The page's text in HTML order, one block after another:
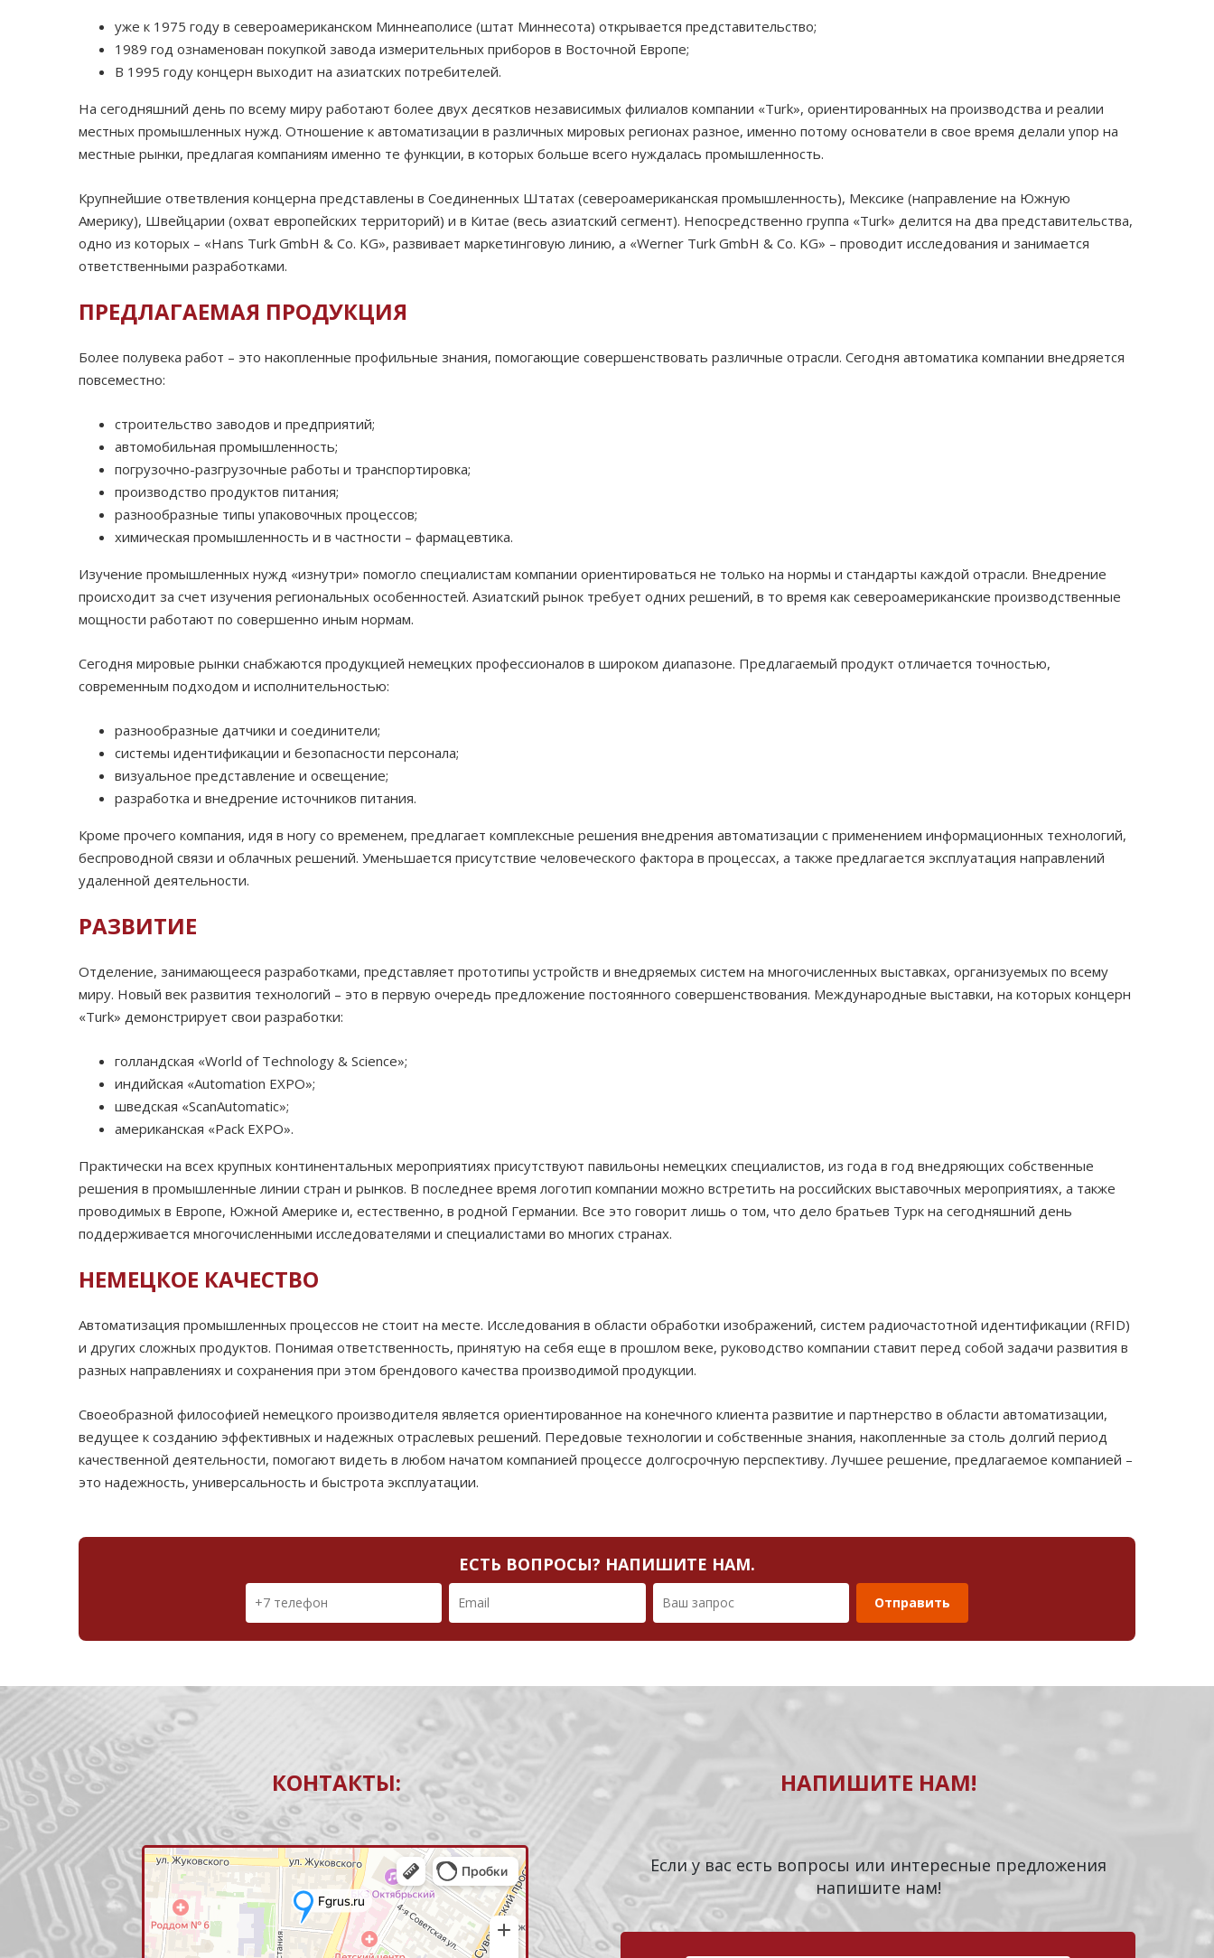
уже к 1975 году в североамериканском Миннеаполисе (штат Миннесота) открывается представительство;
1989 год ознаменован покупкой завода измерительных приборов в Восточной Европе;
В 1995 году концерн выходит на азиатских потребителей.
На сегодняшний день по всему миру работают более двух десятков независимых филиалов компании «Turk», ориентированных на производства и реалии
местных промышленных нужд. Отношение к автоматизации в различных мировых регионах разное, именно потому основатели в свое время делали упор на
местные рынки, предлагая компаниям именно те функции, в которых больше всего нуждалась промышленность.
Крупнейшие ответвления концерна представлены в Соединенных Штатах (североамериканская промышленность), Мексике (направление на Южную
Америку), Швейцарии (охват европейских территорий) и в Китае (весь азиатский сегмент). Непосредственно группа «Turk» делится на два представительства,
одно из которых – «Hans Turk GmbH & Co. KG», развивает маркетинговую линию, а «Werner Turk GmbH & Co. KG» – проводит исследования и занимается
ответственными разработками.
ПРЕДЛАГАЕМАЯ ПРОДУКЦИЯ
Более полувека работ – это накопленные профильные знания, помогающие совершенствовать различные отрасли. Сегодня автоматика компании внедряется
повсеместно:
строительство заводов и предприятий;
автомобильная промышленность;
погрузочно-разгрузочные работы и транспортировка;
производство продуктов питания;
разнообразные типы упаковочных процессов;
химическая промышленность и в частности – фармацевтика.
Изучение промышленных нужд «изнутри» помогло специалистам компании ориентироваться не только на нормы и стандарты каждой отрасли. Внедрение
происходит за счет изучения региональных особенностей. Азиатский рынок требует одних решений, в то время как североамериканские производственные
мощности работают по совершенно иным нормам.
Сегодня мировые рынки снабжаются продукцией немецких профессионалов в широком диапазоне. Предлагаемый продукт отличается точностью,
современным подходом и исполнительностью:
разнообразные датчики и соединители;
системы идентификации и безопасности персонала;
визуальное представление и освещение;
разработка и внедрение источников питания.
Кроме прочего компания, идя в ногу со временем, предлагает комплексные решения внедрения автоматизации с применением информационных технологий,
беспроводной связи и облачных решений. Уменьшается присутствие человеческого фактора в процессах, а также предлагается эксплуатация направлений
удаленной деятельности.
РАЗВИТИЕ
Отделение, занимающееся разработками, представляет прототипы устройств и внедряемых систем на многочисленных выставках, организуемых по всему
миру. Новый век развития технологий – это в первую очередь предложение постоянного совершенствования. Международные выставки, на которых концерн
«Turk» демонстрирует свои разработки:
голландская «World of Technology & Science»;
индийская «Automation EXPO»;
шведская «ScanAutomatic»;
американская «Pack EXPO».
Практически на всех крупных континентальных мероприятиях присутствуют павильоны немецких специалистов, из года в год внедряющих собственные
решения в промышленные линии стран и рынков. В последнее время логотип компании можно встретить на российских выставочных мероприятиях, а также
проводимых в Европе, Южной Америке и, естественно, в родной Германии. Все это говорит лишь о том, что дело братьев Турк на сегодняшний день
поддерживается многочисленными исследователями и специалистами во многих странах.
НЕМЕЦКОЕ КАЧЕСТВО
Автоматизация промышленных процессов не стоит на месте. Исследования в области обработки изображений, систем радиочастотной идентификации (RFID)
и других сложных продуктов. Понимая ответственность, принятую на себя еще в прошлом веке, руководство компании ставит перед собой задачи развития в
разных направлениях и сохранения при этом брендового качества производимой продукции.
Своеобразной философией немецкого производителя является ориентированное на конечного клиента развитие и партнерство в области автоматизации,
ведущее к созданию эффективных и надежных отраслевых решений. Передовые технологии и собственные знания, накопленные за столь долгий период
качественной деятельности, помогают видеть в любом начатом компанией процессе долгосрочную перспективу. Лучшее решение, предлагаемое компанией –
это надежность, универсальность и быстрота эксплуатации.
ЕСТЬ ВОПРОСЫ? НАПИШИТЕ НАМ.
Отправить
КОНТАКТЫ: НАПИШИТЕ НАМ!
Если у вас есть вопросы или интересные предложения
напишите нам!